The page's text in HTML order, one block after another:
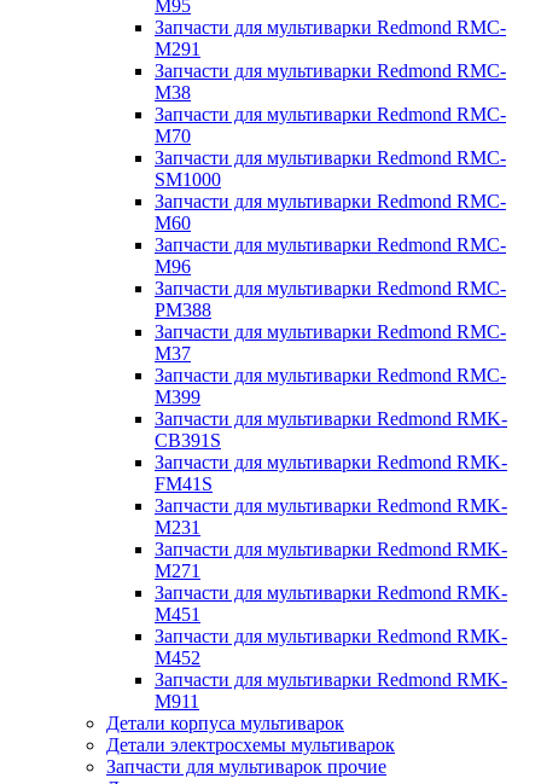
M95
Запчасти для мультиварки Redmond RMC-
M291
Запчасти для мультиварки Redmond RMC-
M38
Запчасти для мультиварки Redmond RMC-
M70
Запчасти для мультиварки Redmond RMC-
SM1000
Запчасти для мультиварки Redmond RMC-
M60
Запчасти для мультиварки Redmond RMC-
M96
Запчасти для мультиварки Redmond RMC-
PM388
Запчасти для мультиварки Redmond RMC-
M37
Запчасти для мультиварки Redmond RMC-
M399
Запчасти для мультиварки Redmond RMK-
CB391S
Запчасти для мультиварки Redmond RMK-
FM41S
Запчасти для мультиварки Redmond RMK-
M231
Запчасти для мультиварки Redmond RMK-
M271
Запчасти для мультиварки Redmond RMK-
M451
Запчасти для мультиварки Redmond RMK-
M452
Запчасти для мультиварки Redmond RMK-
M911
Детали корпуса мультиварок
Детали электросхемы мультиварок
Запчасти для мультиварок прочие